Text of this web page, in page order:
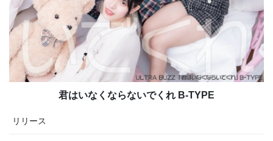
君はいなくならないでくれ B-TYPE
リリース